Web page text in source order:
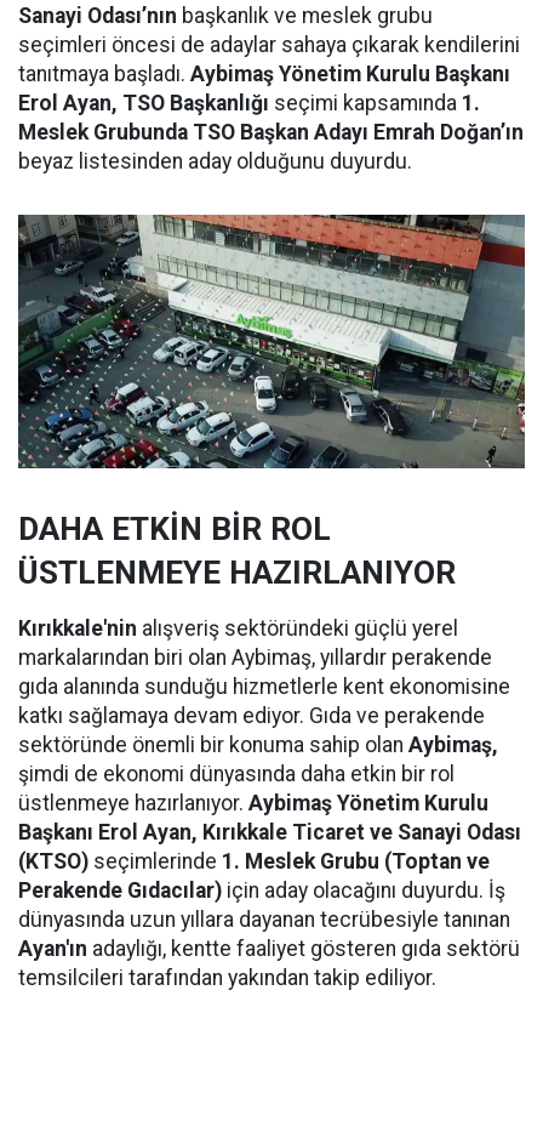
Sanayi Odası’nın başkanlık ve meslek grubu
seçimleri öncesi de adaylar sahaya çıkarak kendilerini
tanıtmaya başladı. Aybimaş Yönetim Kurulu Başkanı
Erol Ayan, TSO Başkanlığı seçimi kapsamında 1.
Meslek Grubunda TSO Başkan Adayı Emrah Doğan’ın
beyaz listesinden aday olduğunu duyurdu.
DAHA ETKİN BİR ROL
ÜSTLENMEYE HAZIRLANIYOR
Kırıkkale'nin alışveriş sektöründeki güçlü yerel
markalarından biri olan Aybimaş, yıllardır perakende
gıda alanında sunduğu hizmetlerle kent ekonomisine
katkı sağlamaya devam ediyor. Gıda ve perakende
sektöründe önemli bir konuma sahip olan Aybimaş,
şimdi de ekonomi dünyasında daha etkin bir rol
üstlenmeye hazırlanıyor. Aybimaş Yönetim Kurulu
Başkanı Erol Ayan, Kırıkkale Ticaret ve Sanayi Odası
(KTSO) seçimlerinde 1. Meslek Grubu (Toptan ve
Perakende Gıdacılar) için aday olacağını duyurdu. İş
dünyasında uzun yıllara dayanan tecrübesiyle tanınan
Ayan'ın adaylığı, kentte faaliyet gösteren gıda sektörü
temsilcileri tarafından yakından takip ediliyor.